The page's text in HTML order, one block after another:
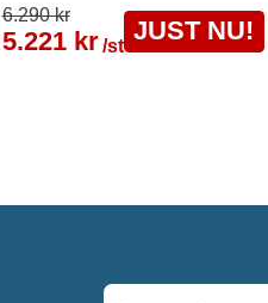
6.290 kr
5.221 kr /st
JUST NU!